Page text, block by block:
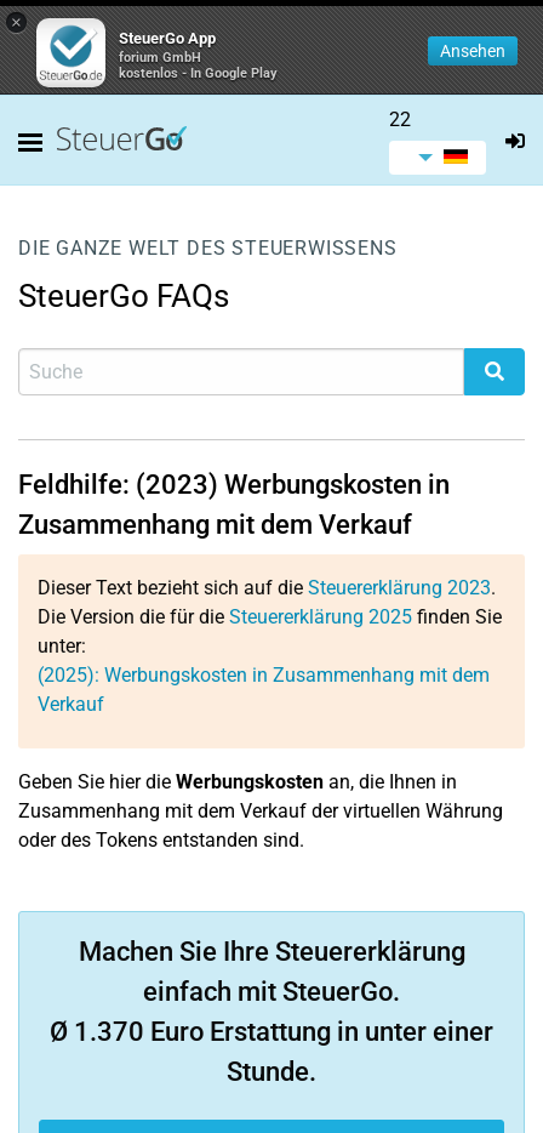
×
SteuerGo App
forium GmbH
kostenlos - In Google Play
Ansehen
22
DIE GANZE WELT DES STEUERWISSENS
SteuerGo FAQs
Feldhilfe: (2023) Werbungskosten in
Zusammenhang mit dem Verkauf
Dieser Text bezieht sich auf die Steuererklärung 2023.
Die Version die für die Steuererklärung 2025 finden Sie
unter:
(2025): Werbungskosten in Zusammenhang mit dem
Verkauf
Geben Sie hier die Werbungskosten an, die Ihnen in
Zusammenhang mit dem Verkauf der virtuellen Währung
oder des Tokens entstanden sind.
Machen Sie Ihre Steuererklärung
einfach mit SteuerGo.
Ø 1.370 Euro Erstattung in unter einer
Stunde.